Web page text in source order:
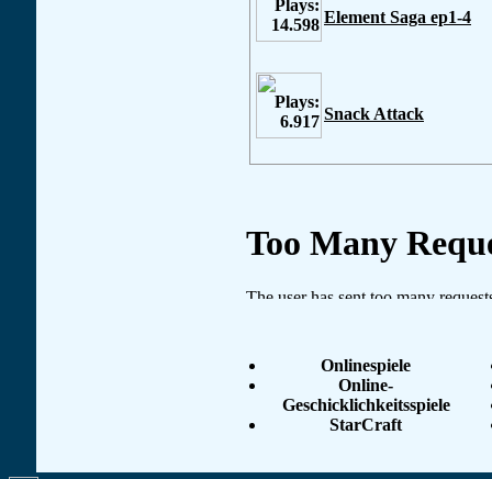
Element Saga ep1-4
Snack Attack
Onlinespiele
Online-
Geschicklichkeitsspiele
StarCraft